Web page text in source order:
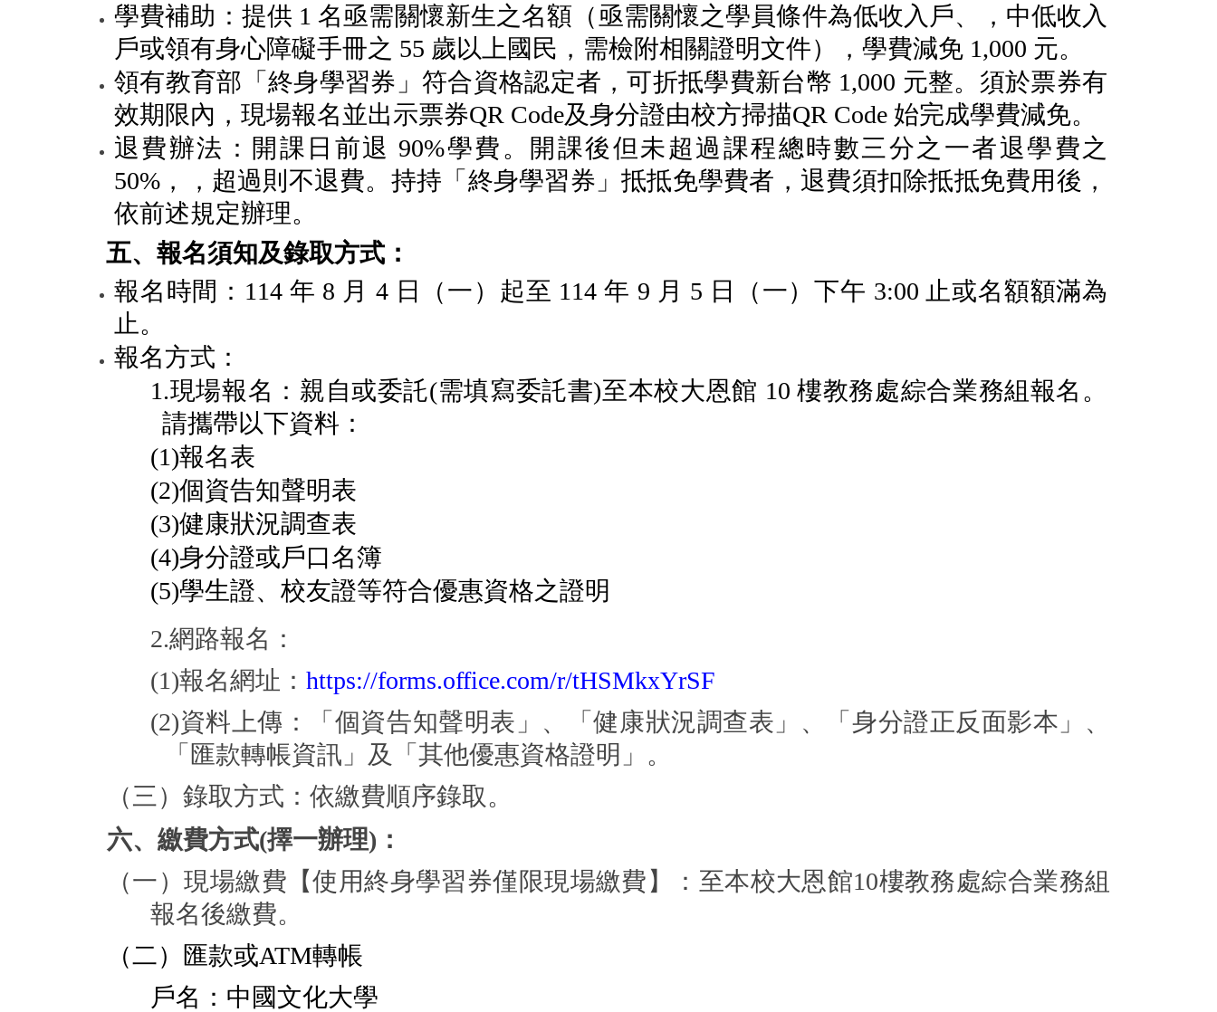
學費補助：提供 1名亟需關懷新生之名額（亟需關懷之學員條件為低收入戶、，中低收入
戶或領有身心障礙手冊之 55 歲以上國民，需檢附相關證明文件），學費減免 1,000 元。
領有教育部「終身學習券」符合資格認定者，可折抵學費新台幣 1,000 元整。須於票券有
效期限內，現場報名並出示票券QR Code及身分證由校方掃描QR Code 始完成學費減免。
退費辦法：開課日前退 90%學費。開課後但未超過課程總時數三分之一者退學費之
50% ，，超過則不退費。持持「終身學習券」抵抵免學費者，退費須扣除抵抵免費用後，
依前述規定辦理。
五、報名須知及錄取方式：
報名時間： 114 年 8 月 4 日（一）起至 114年 9 月 5 日（一）下午 3:00 止或名額額滿為
止。
報名方式：
1.現場報名：親自或委託(需填寫委託書)至本校大恩館 10樓教務處綜合業務組報名。
請攜帶以下資料：
(1)報名表
(2)個資告知聲明表
(3)健康狀況調查表
(4)身分證或戶口名簿
(5)學生證、校友證等符合優惠資格之證明
2.網路報名：
(1)報名網址： https://forms.office.com/r/tHSMkxYrSF
(2)資料上傳：「個資告知聲明表」、「健康狀況調查表」、「身分證正反面影本」、
「匯款轉帳資訊」及「其他優惠資格證明」。
（三）錄取方式：依繳費順序錄取。
六、繳費方式(擇一辦理) ：
（一）現場繳費【使用終身學習券僅限現場繳費】：至本校大恩館10樓教務處綜合業務組
報名後繳費。
（二）匯款或ATM轉帳
戶名：中國文化大學